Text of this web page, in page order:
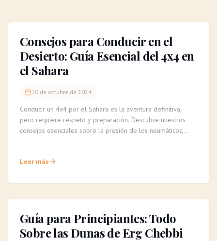
Consejos para Conducir en el
Desierto: Guía Esencial del 4x4 en
el Sahara
10 de octubre de 2024
Conducir un 4x4 por el Sahara es la aventura definitiva,
pero requiere respeto y preparación. Descubre nuestros
consejos esenciales sobre la presión de los neumáticos,
Leer más
Guía para Principiantes: Todo
Sobre las Dunas de Erg Chebbi